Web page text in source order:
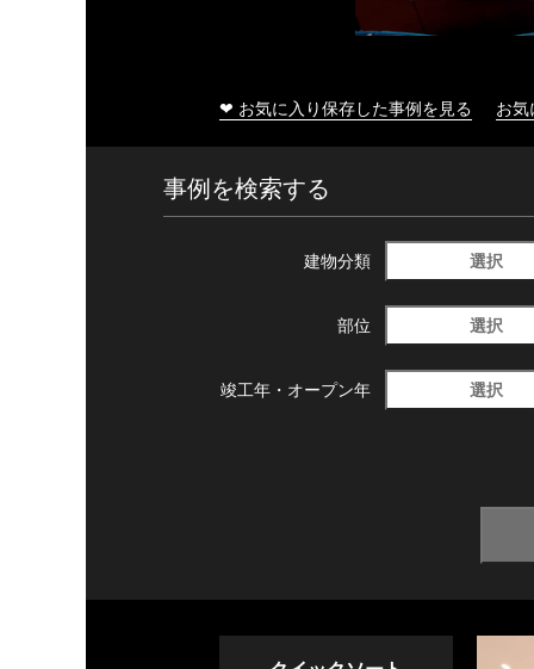
❤ お気に入り保存した事例を見る お
事例を検索する
建物分類 選択
部位 選択
竣工年・ オープン年 選択